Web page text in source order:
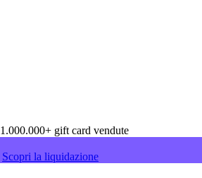
1.000.000+ gift card vendute
Scopri la liquidazione